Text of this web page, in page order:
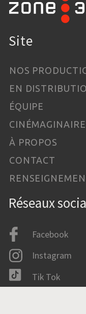
Site
NOS
EN
ÉQUIPE
CINÉMAGINAIRE
À PROPOS
CONTACT
Réseaux
Facebook
Instagram
Tik Tok